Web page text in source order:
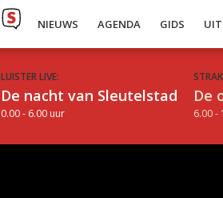
NIEUWS AGENDA GIDS
LUISTER LIVE:
De nacht van Sleutelstad
0.00 - 6.00 uur
De
6.00 -